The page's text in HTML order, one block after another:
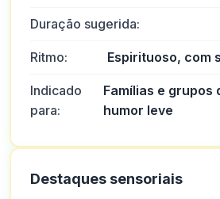
Duração sugerida:
Ritmo: Espirituoso, com
Indicado
para:
Famílias e grupos
humor leve
Destaques sensoriais